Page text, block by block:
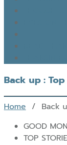
Back up :
Home / Back
GOOD
TOP